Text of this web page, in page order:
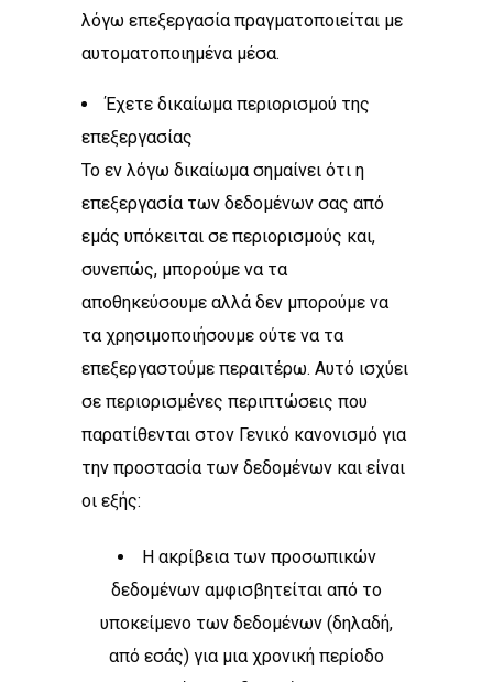
λόγω επεξεργασία πραγματοποιείται με
αυτοματοποιημένα μέσα.
Έχετε δικαίωμα περιορισμού της
επεξεργασίας
Το εν λόγω δικαίωμα σημαίνει ότι η
επεξεργασία των δεδομένων σας από
εμάς υπόκειται σε περιορισμούς και,
συνεπώς, μπορούμε να τα
αποθηκεύσουμε αλλά δεν μπορούμε να
τα χρησιμοποιήσουμε ούτε να τα
επεξεργαστούμε περαιτέρω. Αυτό ισχύει
σε περιορισμένες περιπτώσεις που
παρατίθενται στον Γενικό κανονισμό για
την προστασία των δεδομένων και είναι
οι εξής:
Η ακρίβεια των προσωπικών
δεδομένων αμφισβητείται από το
υποκείμενο των δεδομένων (δηλαδή,
από εσάς) για μια χρονική περίοδο